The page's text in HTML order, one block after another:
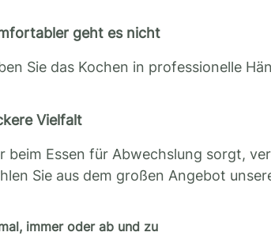
geht es nicht
Sie das Kochen in professionelle
Vielfalt
beim Essen für Abwechslung sorgt,
Sie aus dem großen Angebot
immer oder ab und zu